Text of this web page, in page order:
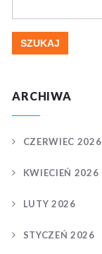
ARCHIWA
CZERWIEC 2026
KWIECIEŃ 2026
LUTY 2026
STYCZEŃ 2026